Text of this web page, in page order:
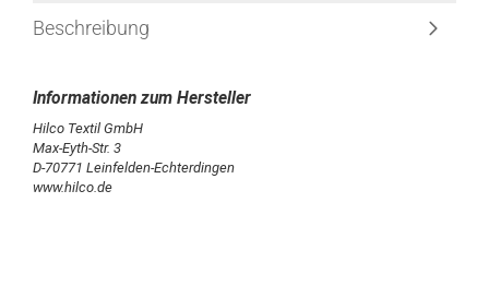
Beschreibung
Hilco Textil GmbH
Max-Eyth-Str. 3
D-70771 Leinfelden-Echterdingen
www.hilco.de